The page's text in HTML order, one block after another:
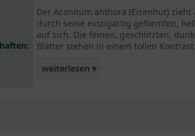
Der Aconitum anthora (Eisenhut) zieht
durch seine einzigartig geformten,
auf sich. Die feinen, geschlitzten,
Blätter stehen in einem tollen Kontrast
weiterlesen ▾